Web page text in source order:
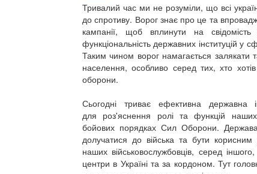
Тривалий час ми не розуміли, що всі
до спротиву. Ворог знає про це та
кампанії, щоб вплинути на
функціональність державних інституцій у
Таким чином ворог намагається залякати
населення, особливо серед тих, хто
оборони.
Сьогодні триває ефективна державна
для роз'яснення ролі та функцій наших
бойових порядках Сил Оборони.
долучатися до війська та бути
наших військовослужбовців, серед
центри в Україні та за кордоном. Тут